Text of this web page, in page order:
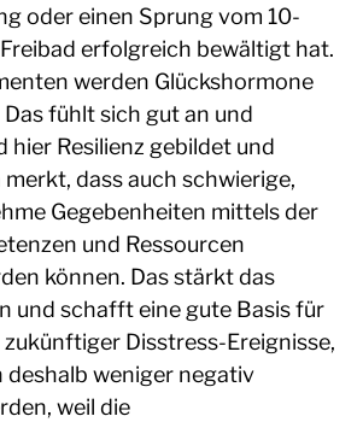
oder einen Sprung vom 10-
erfolgreich bewältigt hat.
werden Glückshormone
fühlt sich gut an und
hier Resilienz gebildet und
dass auch schwierige,
Gegebenheiten mittels der
und Ressourcen
können. Das stärkt das
und schafft eine gute Basis für
Disstress-Ereignisse,
deshalb weniger negativ
weil die